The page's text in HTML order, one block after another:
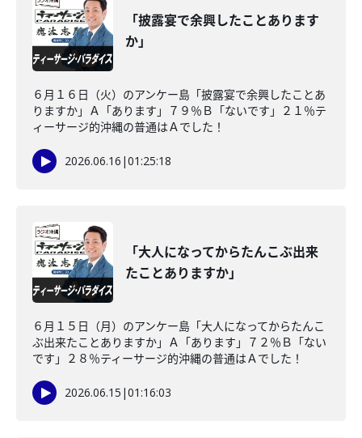
「披露宴で余興したことあります
か」
６月１６日（火）のアンケー島「披露宴で余興したことあ
りますか」Ａ「あります」７９％Ｂ「ないです」２１％テ
ィーサージ的沖縄の普通はＡでした！
2026.06.16 |01:25:18
「大人になってからたんこぶ出来
たことありますか」
６月１５日（月）のアンケー島「大人になってからたんこ
ぶ出来たことありますか」Ａ「あります」７２％Ｂ「ない
です」２８％ティーサージ的沖縄の普通はＡでした！
2026.06.15 |01:16:03